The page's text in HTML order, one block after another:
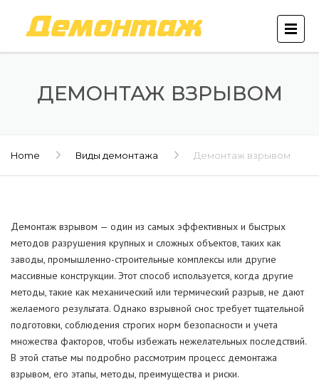
ДЕМОНТАЖ ВЗРЫВОМ
Home Виды демонтажа Демонтаж взрывом
Демонтаж взрывом — один из самых эффективных и быстрых
методов разрушения крупных и сложных объектов, таких как
заводы, промышленно-строительные комплексы или другие
массивные конструкции. Этот способ используется, когда другие
методы, такие как механический или термический разрыв, не дают
желаемого результата. Однако взрывной снос требует тщательной
подготовки, соблюдения строгих норм безопасности и учета
множества факторов, чтобы избежать нежелательных последствий.
В этой статье мы подробно рассмотрим процесс демонтажа
взрывом, его этапы, методы, преимущества и риски.